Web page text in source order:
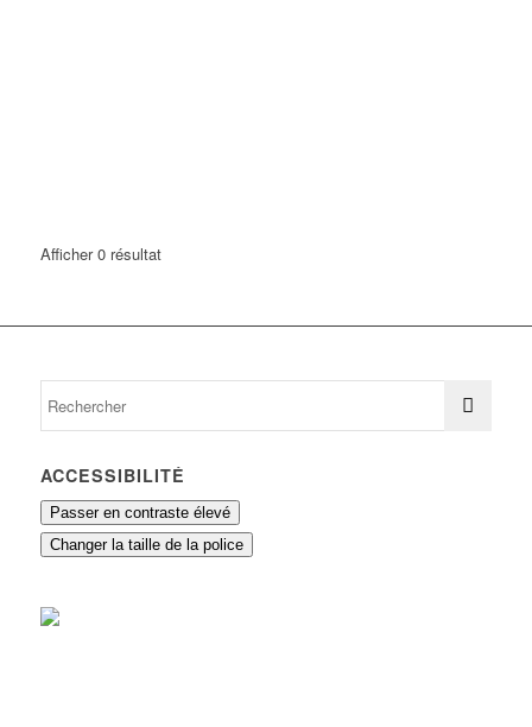
Afficher 0 résultat
ACCESSIBILITÉ
Passer en contraste élevé
Changer la taille de la police